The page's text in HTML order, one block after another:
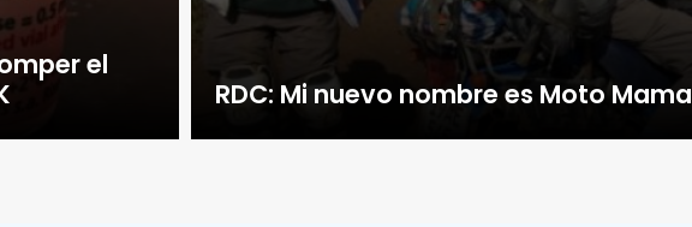
el
RDC: Mi nuevo nombre es Moto Mama